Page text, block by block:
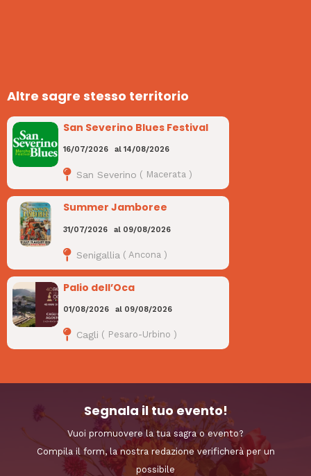
Altre sagre stesso territorio
San Severino Blues Festival
16/07/2026 al14/08/2026
San Severino ( Macerata )
Summer Jamboree
31/07/2026 al 09/08/2026
Senigallia ( Ancona )
Palio dell’Oca
01/08/2026 al 09/08/2026
Cagli ( Pesaro-Urbino )
Segnala il tuo evento!
Vuoi promuovere la tua sagra o evento?
Compila il form, la nostra redazione verificherà per un
possibile